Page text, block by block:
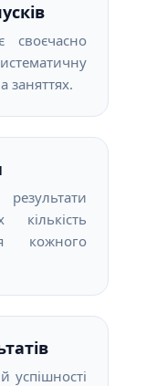
своєчасно
заняттях.
кожного
успішності